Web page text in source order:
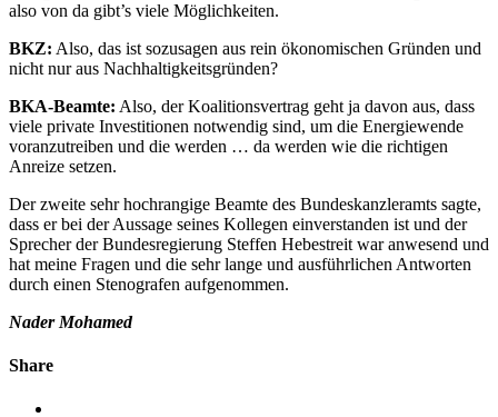
also von da gibt’s viele Möglichkeiten.
BKZ: Also, das ist sozusagen aus rein ökonomischen Gründen und
nicht nur aus Nachhaltigkeitsgründen?
BKA-Beamte: Also, der Koalitionsvertrag geht ja davon aus, dass
viele private Investitionen notwendig sind, um die Energiewende
voranzutreiben und die werden … da werden wie die richtigen
Anreize setzen.
Der zweite sehr hochrangige Beamte des Bundeskanzleramts sagte,
dass er bei der Aussage seines Kollegen einverstanden ist und der
Sprecher der Bundesregierung Steffen Hebestreit war anwesend und
hat meine Fragen und die sehr lange und ausführlichen Antworten
durch einen Stenografen aufgenommen.
Nader Mohamed
Share